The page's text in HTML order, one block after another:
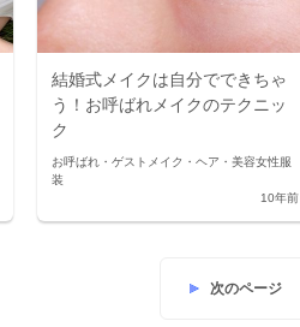
結婚式メイクは自分でできちゃ
う！お呼ばれメイクのテクニッ
ク
お呼ばれ・ゲスト メイク・ヘア・美容女性服
装
10年前
次のページ